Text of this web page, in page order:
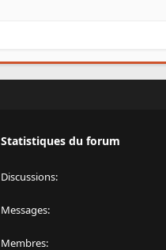
Statistiques du forum
Discussions
Messages
Membres